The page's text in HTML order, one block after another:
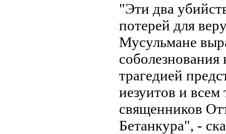
"Эти два
потерей для
Мусульмане
соболезнования
трагедией
иезуитов и всем
священников
Бетанкура", -